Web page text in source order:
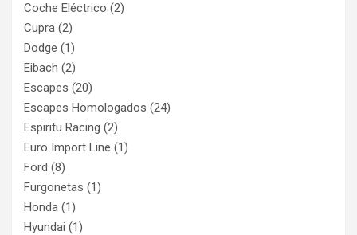
Coche Eléctrico (2)
Cupra (2)
Dodge (1)
Eibach (2)
Escapes (20)
Escapes Homologados (24)
Espiritu Racing (2)
Euro Import Line (1)
Ford (8)
Furgonetas (1)
Honda (1)
Hyundai (1)